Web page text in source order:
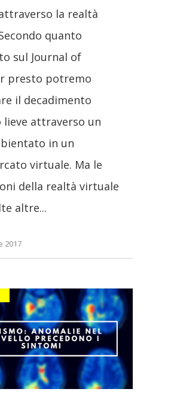
la realtà
quanto
sul Journal of
presto potremo
il decadimento
lieve attraverso un
in un
virtuale. Ma le
della realtà virtuale
altre
2017